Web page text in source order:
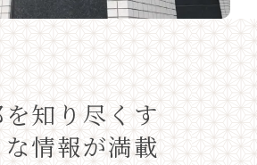
知り尽くす
情報が満載